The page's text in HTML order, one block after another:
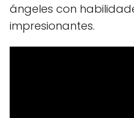
ángeles con
impresionantes.